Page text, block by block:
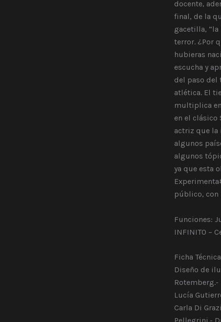
docente,
final, de la
gacetilla, “la
terror. ¿Por
hubieras
escucha y
del paso del
atlética. El
multiplica
en el clásico
actriz que la
algunos
algunos
ya que esta
público,
Funciones:
INFINITO –
Ficha
Diseño de
Rotemberg.-
Lucía
Carla Di